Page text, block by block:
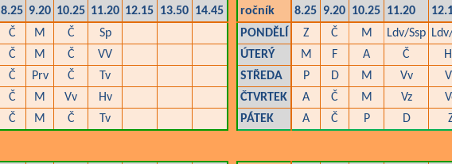
8.25 9.20 10.25 11.20 12.15 13.50 14.45 ročník 8.25 9.20 10.25 11.20
Č M Č Sp PONDĚLÍ Z Č M Ldv/Ssp
Č M Č VV ÚTERÝ M F A Č
Č Prv Č Tv STŘEDA P D M Vv
Č M Vv Hv ČTVRTEK A Č M Vz
Č M Č Tv PÁTEK A Č P D